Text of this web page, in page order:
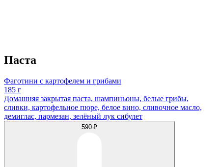
Паста
Фаготини с картофелем и грибами
185 г
Домашняя закрытая паста, шампиньоны, белые грибы,
сливки, картофельное пюре, белое вино, сливочное масло,
демиглас, пармезан, зелёный лук сибулет
590 ₽